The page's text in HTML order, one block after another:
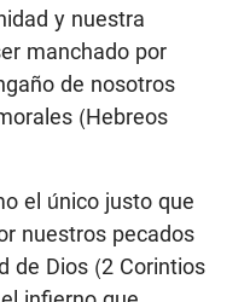
y nuestra
manchado por
de nosotros
(Hebreos
el único justo que
nuestros pecados
de Dios (2 Corintios